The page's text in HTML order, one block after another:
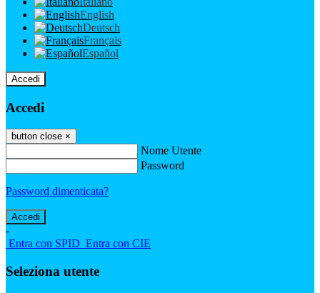
English
Deutsch
Français
Español
Accedi
Accedi
button close ×
Nome Utente
Password
Password dimenticata?
-
Entra con SPID Entra con CIE
Seleziona utente